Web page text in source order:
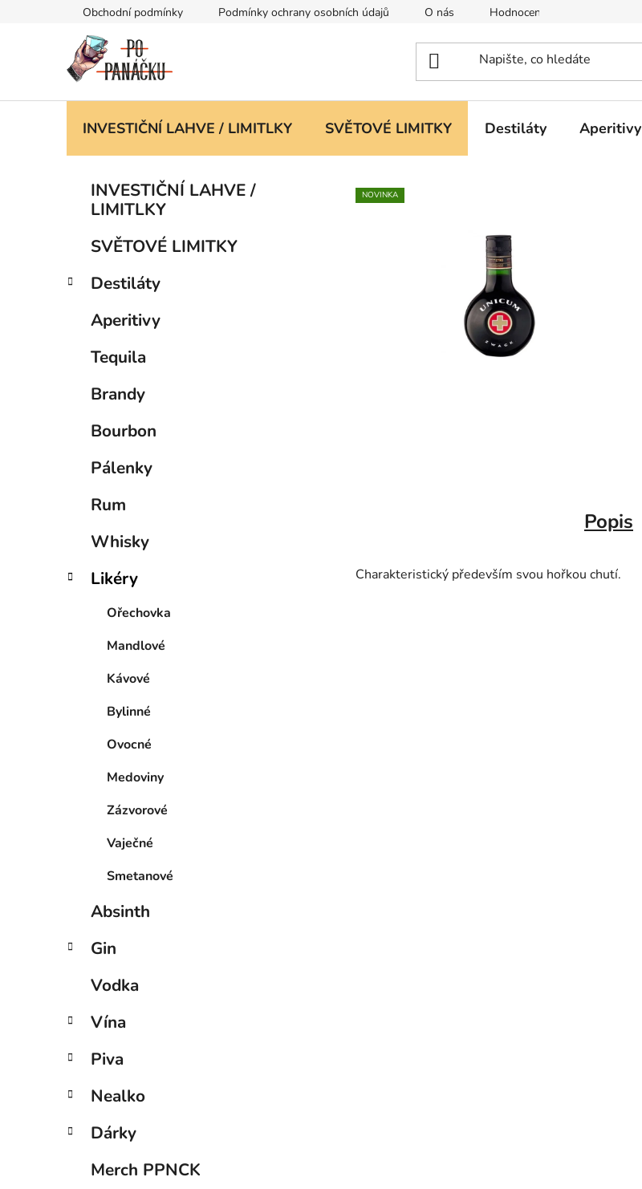
Obchodní podmínky Podmínky ochrany osobních údajů O nás Hodnocení obchodu
INVESTIČNÍ LAHVE / LIMITLKY SVĚTOVÉ LIMITKY Destiláty Aperitivy
a
Přeskočit
kategorie
r
INVESTIČNÍ LAHVE /
LIMITLKY
SVĚTOVÉ LIMITKY
Destiláty
Aperitivy
Tequila
Brandy
Bourbon
Pálenky
Rum
Whisky
Likéry
Ořechovka
Mandlové
Kávové
Bylinné
Ovocné
Medoviny
Zázvorové
Vaječné
Smetanové
Absinth
Gin
Vodka
Vína
Piva
Nealko
Dárky
Merch PPNCK
NOVINKA
Popis
Charakteristický především svou hořkou chutí.